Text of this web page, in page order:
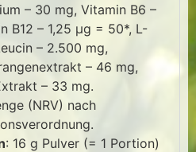
– 30 mg, Vitamin B6 –
B12 – 1,25 μg = 50*, L-
– 2.500 mg,
– 46 mg,
– 33 mg.
(NRV) nach
: 16 g Pulver (= 1 Portion)